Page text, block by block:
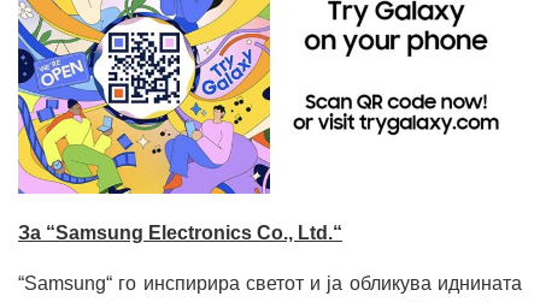
За “Samsung Electronics Co., Ltd.“
“Samsung“ го инспирира светот и ја обликува иднината